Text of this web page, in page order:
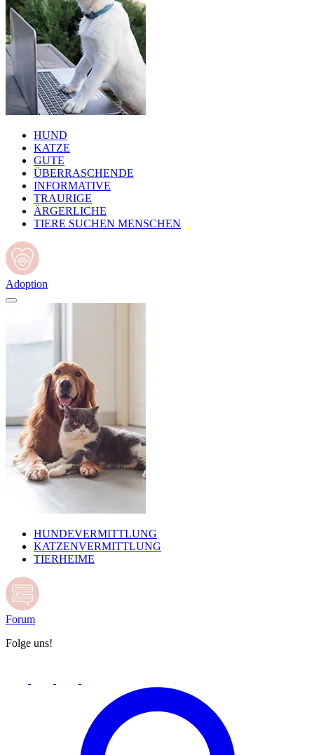
HUND
KATZE
GUTE
ÜBERRASCHENDE
INFORMATIVE
TRAURIGE
ÄRGERLICHE
TIERE SUCHEN MENSCHEN
Adoption
HUNDEVERMITTLUNG
KATZENVERMITTLUNG
TIERHEIME
Forum
Folge uns!